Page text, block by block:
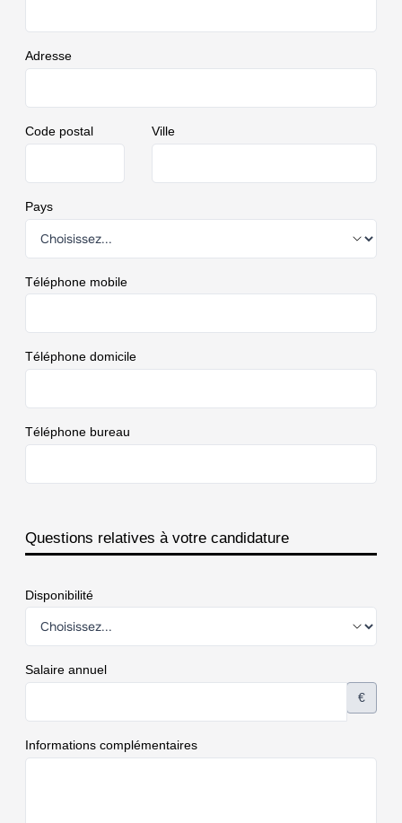
Adresse
Code postal Ville
Pays
Téléphone mobile
Téléphone domicile
Téléphone bureau
Questions relatives à votre candidature
Disponibilité
Salaire annuel
€
Informations complémentaires